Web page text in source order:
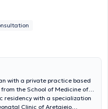
with a private practice based
the School of Medicine of
residency with a specialization
Clinic of Aretaieio